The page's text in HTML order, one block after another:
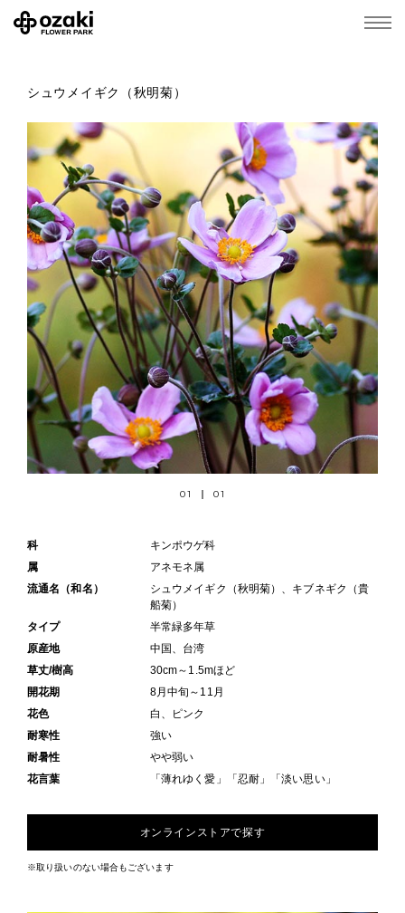
シュウメイギク（秋明菊）
01 01
科
キンポウゲ科
属
アネモネ属
流通名（和名）
シュウメイギク（秋明菊）、キブネギク（貴
船菊）
タイプ
半常緑多年草
原産地
中国、台湾
草丈/樹高
30cm～1.5mほど
開花期
8月中旬～11月
花色
白、ピンク
耐寒性
強い
耐暑性
やや弱い
花言葉
「薄れゆく愛」「忍耐」「淡い思い」
オンラインストアで探す
※取り扱いのない場合もございます